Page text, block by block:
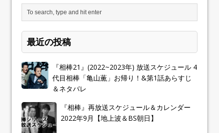
最近の投稿
『相棒21』(2022~2023年) 放送スケジュール 4
代目相棒「亀山薫」お帰り！&第1話あらすじ
＆ネタバレ
『相棒』再放送スケジュール＆カレンダー
2022年9月【地上波＆BS朝日】